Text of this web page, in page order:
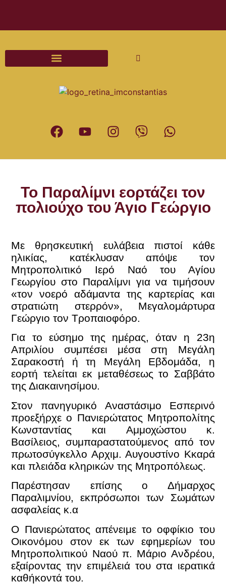
Το Παραλίμνι εορτάζει τον
πολιούχο του Άγιο Γεώργιο
Με θρησκευτική ευλάβεια πιστοί κάθε
ηλικίας, κατέκλυσαν απόψε τον
Μητροπολιτικό Ιερό Ναό του Αγίου
Γεωργίου στο Παραλίμνι για να τιμήσουν
«τον νοερό αδάμαντα της καρτερίας και
στρατιώτη στερρόν», Μεγαλομάρτυρα
Γεώργιο τον Τροπαιοφόρο.
Για το εύσημο της ημέρας, όταν η 23η
Απριλίου συμπέσει μέσα στη Μεγάλη
Σαρακοστή ή τη Μεγάλη Εβδομάδα, η
εορτή τελείται εκ μεταθέσεως το Σαββάτο
της Διακαινησίμου.
Στον πανηγυρικό Αναστάσιμο Εσπερινό
προεξήρχε ο Πανιερώτατος Μητροπολίτης
Κωνσταντίας και Αμμοχώστου κ.
Βασίλειος, συμπαραστατούμενος από τον
πρωτοσύγκελλο Αρχιμ. Αυγουστίνο Κκαρά
και πλειάδα κληρικών της Μητροπόλεως.
Παρέστησαν επίσης ο Δήμαρχος
Παραλιμνίου, εκπρόσωποι των Σωμάτων
ασφαλείας κ.α
Ο Πανιερώτατος απένειμε το οφφίκιο του
Οικονόμου στον εκ των εφημερίων του
Μητροπολιτικού Ναού π. Μάριο Ανδρέου,
εξαίροντας την επιμέλειά του στα ιερατικά
καθήκοντά του.